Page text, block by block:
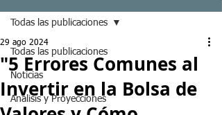
Todas las publicaciones
Noticias
Analisis y Proyecciones
Todas las publicaciones
"5 Errores Comunes al
Invertir en la Bolsa de
29 ago 2024